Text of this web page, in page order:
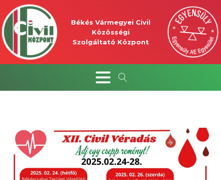
Békés Vármegyei Civil
Közösségi
Szolgáltató Központ